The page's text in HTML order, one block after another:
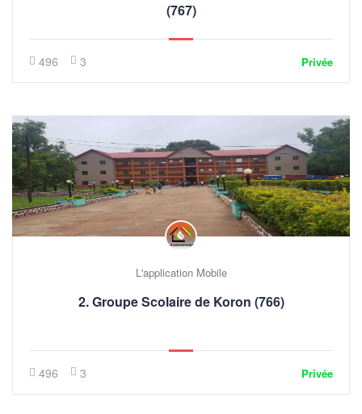
(767)
496 3 Privée
L'application Mobile
2. Groupe Scolaire de Koron (766)
496 3 Privée